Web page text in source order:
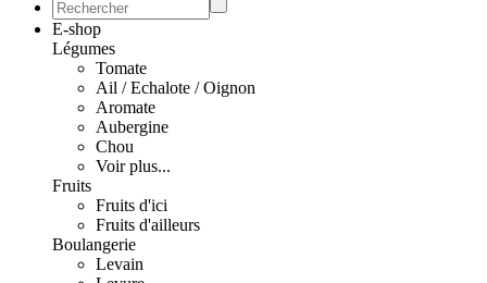
E-shop
Légumes
Tomate
Ail / Echalote / Oignon
Aromate
Aubergine
Chou
Voir plus...
Fruits
Fruits d'ici
Fruits d'ailleurs
Boulangerie
Levain